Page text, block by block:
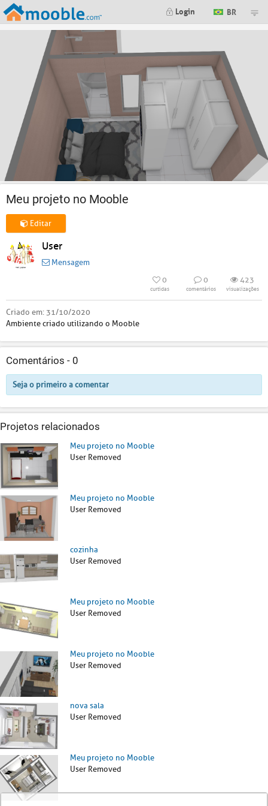
Login BR
Meu projeto no Mooble
Editar
User
Mensagem
0
curtidas
0
comentários
423
visualizações
Criado em: 31/10/2020
Ambiente criado utilizando o Mooble
Comentários - 0
Seja o primeiro a comentar
Projetos relacionados
Meu projeto no Mooble
User Removed
Meu projeto no Mooble
User Removed
cozinha
User Removed
Meu projeto no Mooble
User Removed
Meu projeto no Mooble
User Removed
nova sala
User Removed
Meu projeto no Mooble
User Removed